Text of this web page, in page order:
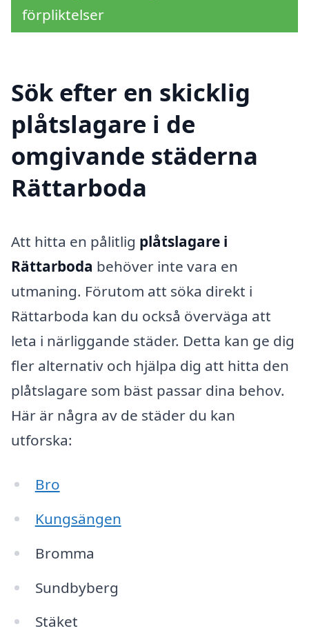
förpliktelser
Sök efter en skicklig
plåtslagare i de
omgivande städerna
Rättarboda
Att hitta en pålitlig plåtslagare i
Rättarboda behöver inte vara en
utmaning. Förutom att söka direkt i
Rättarboda kan du också överväga att
leta i närliggande städer. Detta kan ge dig
fler alternativ och hjälpa dig att hitta den
plåtslagare som bäst passar dina behov.
Här är några av de städer du kan
utforska:
Bro
Kungsängen
Bromma
Sundbyberg
Stäket